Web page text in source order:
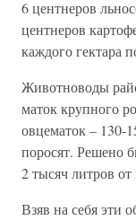
6 центнеров
центнеров
каждого гектара
Животноводы
маток крупного
овцематок – 130-
поросят. Решено
2 тысяч литров
Взяв на себя эти